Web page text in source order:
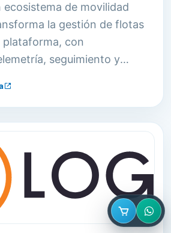
ecosistema de movilidad
la gestión de flotas
plataforma, con
seguimiento y
y la posibilidad de